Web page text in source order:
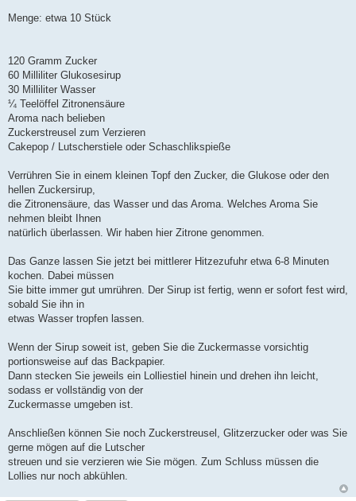
a
Menge: etwa 10 Stück
120 Gramm Zucker
60 Milliliter Glukosesirup
30 Milliliter Wasser
¼ Teelöffel Zitronensäure
Aroma nach belieben
Zuckerstreusel zum Verzieren
Cakepop / Lutscherstiele oder Schaschlikspieße
Verrühren Sie in einem kleinen Topf den Zucker, die Glukose oder den
hellen Zuckersirup,
die Zitronensäure, das Wasser und das Aroma. Welches Aroma Sie
nehmen bleibt Ihnen
natürlich überlassen. Wir haben hier Zitrone genommen.
Das Ganze lassen Sie jetzt bei mittlerer Hitzezufuhr etwa 6-8 Minuten
kochen. Dabei müssen
Sie bitte immer gut umrühren. Der Sirup ist fertig, wenn er sofort fest wird,
sobald Sie ihn in
etwas Wasser tropfen lassen.
Wenn der Sirup soweit ist, geben Sie die Zuckermasse vorsichtig
portionsweise auf das Backpapier.
Dann stecken Sie jeweils ein Lolliestiel hinein und drehen ihn leicht,
sodass er vollständig von der
Zuckermasse umgeben ist.
Anschließen können Sie noch Zuckerstreusel, Glitzerzucker oder was Sie
gerne mögen auf die Lutscher
streuen und sie verzieren wie Sie mögen. Zum Schluss müssen die
Lollies nur noch abkühlen.